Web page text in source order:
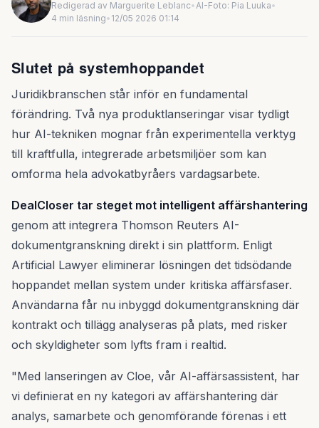
Redigerad av Marguerite Leblanc•AI-Foto: Pia Luuka•
4 min läsning• 12/05 2026 01:14
Slutet på systemhoppandet
Juridikbranschen står inför en fundamental
förändring. Två nya produktlanseringar visar tydligt
hur AI-tekniken mognar från experimentella verktyg
till kraftfulla, integrerade arbetsmiljöer som kan
omforma hela advokatbyråers vardagsarbete.
DealCloser tar steget mot intelligent affärshantering
genom att integrera Thomson Reuters AI-
dokumentgranskning direkt i sin plattform. Enligt
Artificial Lawyer eliminerar lösningen det tidsödande
hoppandet mellan system under kritiska affärsfaser.
Användarna får nu inbyggd dokumentgranskning där
kontrakt och tillägg analyseras på plats, med risker
och skyldigheter som lyfts fram i realtid.
"Med lanseringen av Cloe, vår AI-affärsassistent, har
vi definierat en ny kategori av affärshantering där
analys, samarbete och genomförande förenas i ett